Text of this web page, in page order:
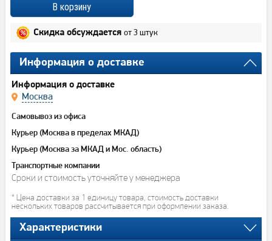
Скидка обсуждается от 3 штук
Информация о доставке
Информация о доставке
Москва
Самовывоз из офиса
Курьер (Москва в пределах МКАД)
Курьер (Москва за МКАД и Мос. область)
Транспортные компании
Сроки и стоимость уточняйте у менеджера
* Цена доставки за 1 единицу товара, стоимость доставки
нескольких товаров рассчитывается при оформлении заказа.
Характеристики